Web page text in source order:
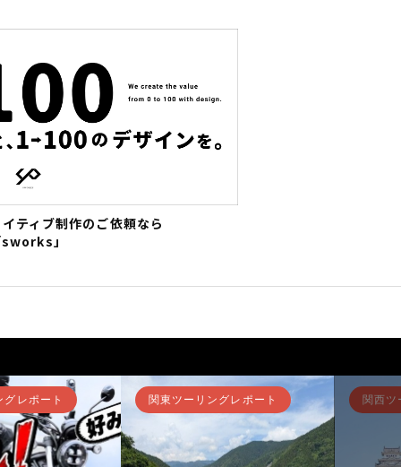
ティブ制作のご依頼なら
」
レポート 関東ツーリングレポート 関西ツ